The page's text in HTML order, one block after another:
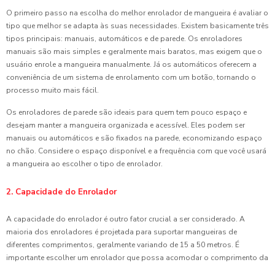
O primeiro passo na escolha do melhor enrolador de mangueira é avaliar o
tipo que melhor se adapta às suas necessidades. Existem basicamente três
tipos principais: manuais, automáticos e de parede. Os enroladores
manuais são mais simples e geralmente mais baratos, mas exigem que o
usuário enrole a mangueira manualmente. Já os automáticos oferecem a
conveniência de um sistema de enrolamento com um botão, tornando o
processo muito mais fácil.
Os enroladores de parede são ideais para quem tem pouco espaço e
desejam manter a mangueira organizada e acessível. Eles podem ser
manuais ou automáticos e são fixados na parede, economizando espaço
no chão. Considere o espaço disponível e a frequência com que você usará
a mangueira ao escolher o tipo de enrolador.
2. Capacidade do Enrolador
A capacidade do enrolador é outro fator crucial a ser considerado. A
maioria dos enroladores é projetada para suportar mangueiras de
diferentes comprimentos, geralmente variando de 15 a 50 metros. É
importante escolher um enrolador que possa acomodar o comprimento da